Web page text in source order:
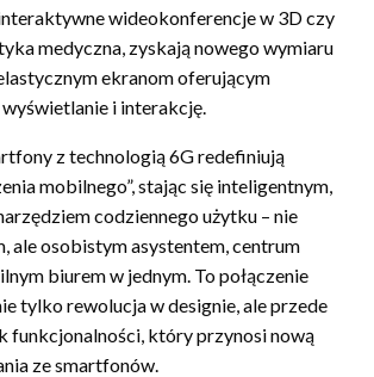
wideokonferencje w 3D czy
medyczna, zyskają nowego wymiaru
ekranom oferującym
i interakcję.
z technologią 6G redefiniują
mobilnego”, stając się inteligentnym,
codziennego użytku – nie
ale osobistym asystentem, centrum
biurem w jednym. To połączenie
tylko rewolucja w designie, ale przede
funkcjonalności, który przynosi nową
ze smartfonów.